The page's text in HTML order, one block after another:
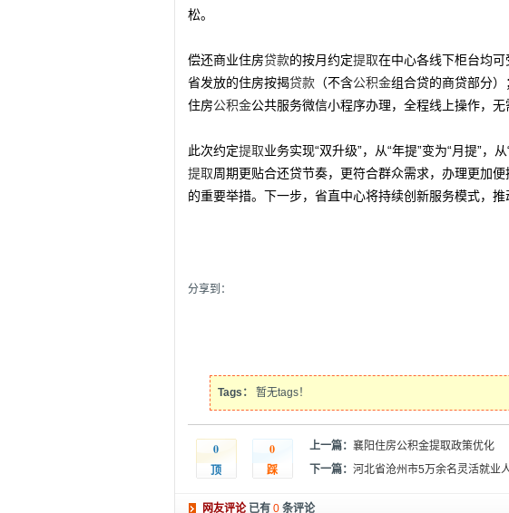
松。
偿还商业住房贷款的按月约定提取在中心各线下柜台均
省发放的住房按揭贷款（不含公积金组合贷的商贷部分
住房公积金公共服务微信小程序办理，全程线上操作，无
此次约定提取业务实现“双升级”，从“年提”变为“月提”，
提取周期更贴合还贷节奏，更符合群众需求，办理更加便
的重要举措。下一步，省直中心将持续创新服务模式，推
分享到：
Tags： 暂无tags！
0
顶
0
踩
上一篇： 襄阳住房公积金提取政策优化
下一篇： 河北省沧州市5万余名灵活就业
网友评论已有 0 条评论